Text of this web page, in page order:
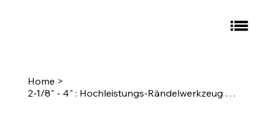
Home >
2-1/8" - 4" : Hochleistungs-Rändelwerkzeug mit Scherenform, 3/4" Universal-Schafträndelung:L